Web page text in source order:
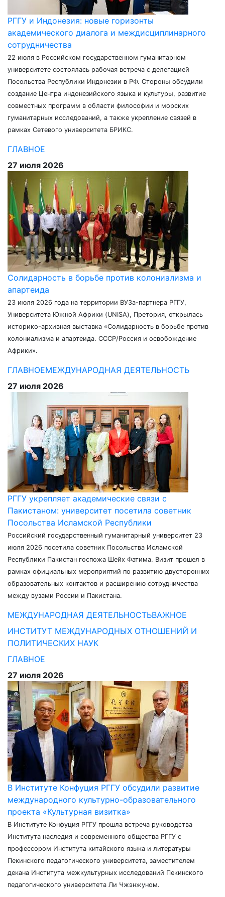
РГГУ и Индонезия: новые горизонты
академического диалога и междисциплинарного
сотрудничества
22 июля в Российском государственном гуманитарном
университете состоялась рабочая встреча с делегацией
Посольства Республики Индонезии в РФ. Стороны обсудили
создание Центра индонезийского языка и культуры, развитие
совместных программ в области философии и морских
гуманитарных исследований, а также укрепление связей в
рамках Сетевого университета БРИКС.
ГЛАВНОЕ
27 июля 2026
Солидарность в борьбе против колониализма и
апартеида
23 июля 2026 года на территории ВУЗа-партнера РГГУ,
Университета Южной Африки (UNISA), Претория, открылась
историко-архивная выставка «Солидарность в борьбе против
колониализма и апартеида. СССР/Россия и освобождение
Африки».
ГЛАВНОЕМЕЖДУНАРОДНАЯ ДЕЯТЕЛЬНОСТЬ
27 июля 2026
РГГУ укрепляет академические связи с
Пакистаном: университет посетила советник
Посольства Исламской Республики
Российский государственный гуманитарный университет 23
июля 2026 посетила советник Посольства Исламской
Республики Пакистан госпожа Шейх Фатима. Визит прошел в
рамках официальных мероприятий по развитию двусторонних
образовательных контактов и расширению сотрудничества
между вузами России и Пакистана.
МЕЖДУНАРОДНАЯ ДЕЯТЕЛЬНОСТЬВАЖНОЕ
ИНСТИТУТ МЕЖДУНАРОДНЫХ ОТНОШЕНИЙ И
ПОЛИТИЧЕСКИХ НАУК
ГЛАВНОЕ
27 июля 2026
В Институте Конфуция РГГУ обсудили развитие
международного культурно-образовательного
проекта «Культурная визитка»
В Институте Конфуция РГГУ прошла встреча руководства
Института наследия и современного общества РГГУ с
профессором Института китайского языка и литературы
Пекинского педагогического университета, заместителем
декана Института межкультурных исследований Пекинского
педагогического университета Ли Чжэнжуном.